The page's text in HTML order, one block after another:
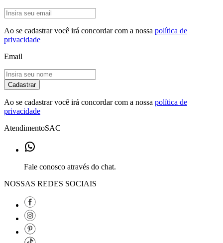
Ao se cadastrar você irá concordar com a nossa política de
privacidade
Email
Cadastrar
Ao se cadastrar você irá concordar com a nossa política de
privacidade
AtendimentoSAC
Fale conosco através do chat.
NOSSAS REDES SOCIAIS